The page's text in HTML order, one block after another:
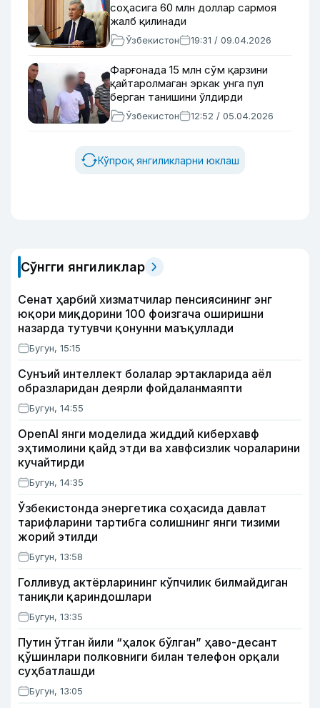
соҳасига 60 млн доллар сармоя
жалб қилинади
Ўзбекистон 19:31 / 09.04.2026
Фарғонада 15 млн сўм қарзини
қайтаролмаган эркак унга пул
берган танишини ўлдирди
Ўзбекистон 12:52 / 05.04.2026
Кўпроқ янгиликларни юклаш
Сўнгги янгиликлар
Сенат ҳарбий хизматчилар пенсиясининг энг
юқори миқдорини 100 фоизгача оширишни
назарда тутувчи қонунни маъқуллади
Бугун, 15:15
Сунъий интеллект болалар эртакларида аёл
образларидан деярли фойдаланмаяпти
Бугун, 14:55
OpenAI янги моделида жиддий киберхавф
эҳтимолини қайд этди ва хавфсизлик чораларини
кучайтирди
Бугун, 14:35
Ўзбекистонда энергетика соҳасида давлат
тарифларини тартибга солишнинг янги тизими
жорий этилди
Бугун, 13:58
Голливуд актёрларининг кўпчилик билмайдиган
таниқли қариндошлари
Бугун, 13:35
Путин ўтган йили “ҳалок бўлган” ҳаво-десант
қўшинлари полковниги билан телефон орқали
суҳбатлашди
Бугун, 13:05